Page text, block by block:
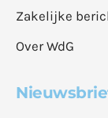
Zakelijke
Over WdG